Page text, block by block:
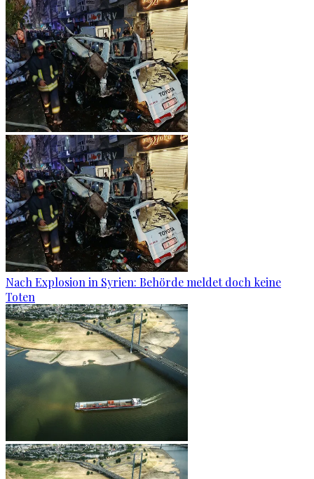
Nach Explosion in Syrien: Behörde meldet doch keine
Toten